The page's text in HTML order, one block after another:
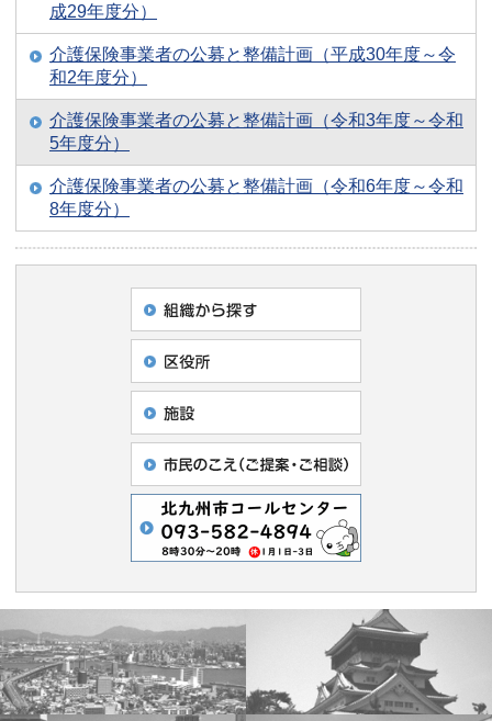
成29年度分）
介護保険事業者の公募と整備計画（平成30年度～令
和2年度分）
介護保険事業者の公募と整備計画（令和3年度～令和
5年度分）
介護保険事業者の公募と整備計画（令和6年度～令和
8年度分）